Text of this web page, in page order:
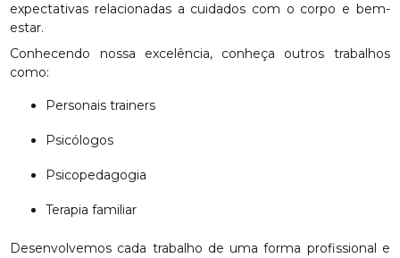
expectativas relacionadas a cuidados com o corpo e bem-
estar.
Conhecendo nossa excelência, conheça outros trabalhos
como:
Personais trainers
Psicólogos
Psicopedagogia
Terapia familiar
Desenvolvemos cada trabalho de uma forma profissional e